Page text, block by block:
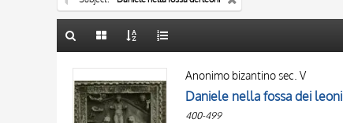
AUTHOR
OBJECT
10 RESULTS
20 RESULTS
Anonimo bizantino sec. V
Daniele nella fossa dei leoni
400-499